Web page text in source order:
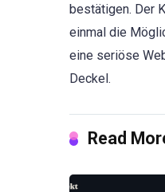
bestätigen. Der
einmal die
eine seriöse
Deckel.
Read